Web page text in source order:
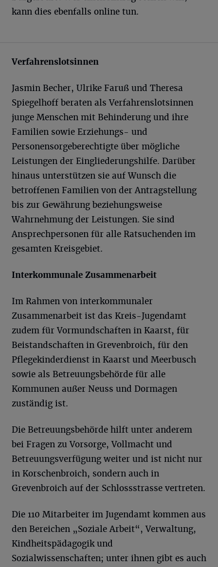
kann dies ebenfalls online tun.
Verfahrenslotsinnen
Jasmin Becher, Ulrike Faruß und Theresa
Spiegelhoff beraten als Verfahrenslotsinnen
junge Menschen mit Behinderung und ihre
Familien sowie Erziehungs- und
Personensorgeberechtigte über mögliche
Leistungen der Eingliederungshilfe. Darüber
hinaus unterstützen sie auf Wunsch die
betroffenen Familien von der Antragstellung
bis zur Gewährung beziehungsweise
Wahrnehmung der Leistungen. Sie sind
Ansprechpersonen für alle Ratsuchenden im
gesamten Kreisgebiet.
Interkommunale Zusammenarbeit
Im Rahmen von interkommunaler
Zusammenarbeit ist das Kreis-Jugendamt
zudem für Vormundschaften in Kaarst, für
Beistandschaften in Grevenbroich, für den
Pflegekinderdienst in Kaarst und Meerbusch
sowie als Betreuungsbehörde für alle
Kommunen außer Neuss und Dormagen
zuständig ist.
Die Betreuungsbehörde hilft unter anderem
bei Fragen zu Vorsorge, Vollmacht und
Betreuungsverfügung weiter und ist nicht nur
in Korschenbroich, sondern auch in
Grevenbroich auf der Schlossstrasse vertreten.
Die 110 Mitarbeiter im Jugendamt kommen aus
den Bereichen „Soziale Arbeit“, Verwaltung,
Kindheitspädagogik und
Sozialwissenschaften; unter ihnen gibt es auch